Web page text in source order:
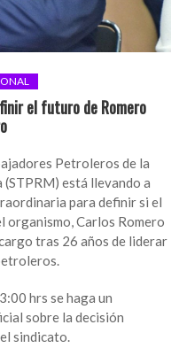
el futuro de Romero
Petroleros de la
(STPRM) está llevando a
para definir si el
organismo, Carlos Romero
tras 26 años de liderar
hrs se haga un
sobre la decisión
sindicato.